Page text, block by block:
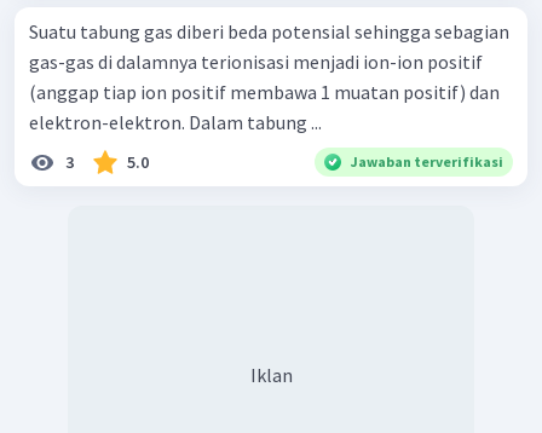
Suatu tabung gas diberi beda potensial sehingga sebagian
gas-gas di dalamnya terionisasi menjadi ion-ion positif
(anggap tiap ion positif membawa 1 muatan positif) dan
elektron-elektron. Dalam tabung ...
3 5.0 Jawaban terverifikasi
Iklan